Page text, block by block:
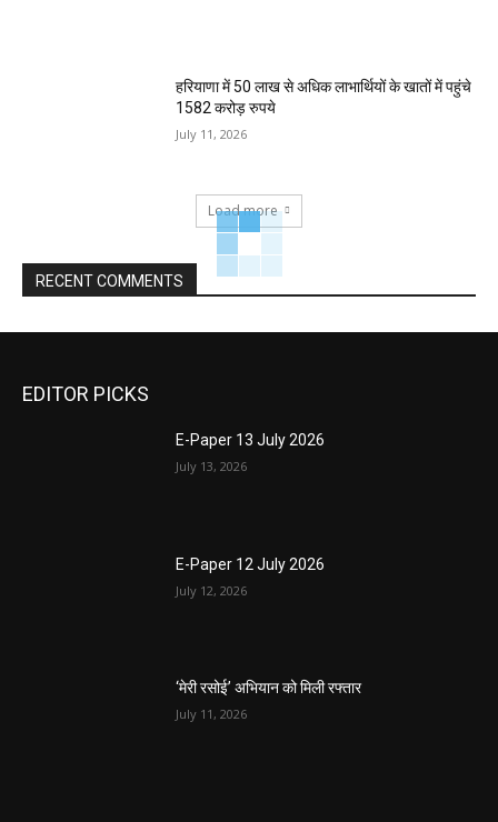
हरियाणा में 50 लाख से अधिक लाभार्थियों के खातों में पहुंचे
1582 करोड़ रुपये
July 11, 2026
Load more
RECENT COMMENTS
EDITOR PICKS
E-Paper 13 July 2026
July 13, 2026
E-Paper 12 July 2026
July 12, 2026
‘मेरी रसोई’ अभियान को मिली रफ्तार
July 11, 2026